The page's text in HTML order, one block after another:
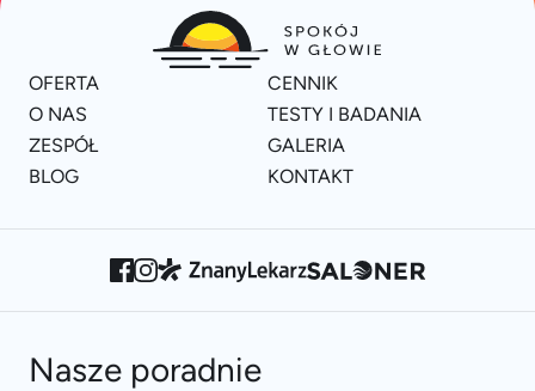
OFERTA
CENNIK
O NAS
TESTY I BADANIA
ZESPÓŁ
GALERIA
BLOG
KONTAKT
Nasze poradnie